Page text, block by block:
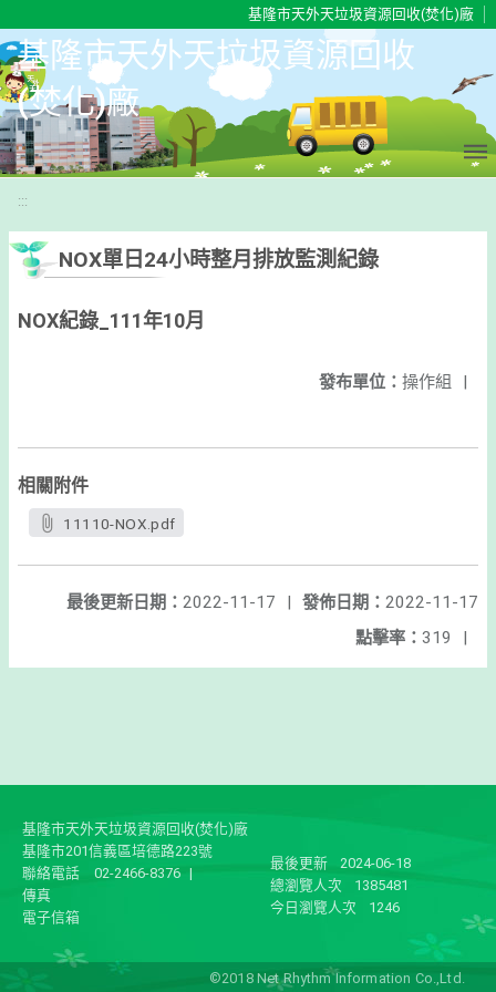
基隆市天外天垃圾資源回收(焚化)廠
基隆市天外天垃圾資源回收
(焚化)廠
:::
NOX單日24小時整月排放監測紀錄
NOX紀錄_111年10月
發布單位： 操作組 |
相關附件
11110-NOX.pdf
發佈日期： 2022-11-17
最後更新日期： 2022-11-17
|
點擊率： 319 |
基隆市天外天垃圾資源回收(焚化)廠
基隆市201信義區培德路223號
聯絡電話
02-2466-8376 |
傳真
電子信箱
最後更新
2024-06-18
總瀏覽人次
1385481
今日瀏覽人次
1246
©2018 Net Rhythm Information Co.,Ltd.